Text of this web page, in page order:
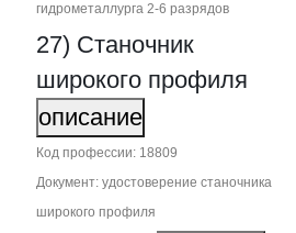
гидрометаллурга 2‑6 разрядов
27) Станочник
широкого профиля
описание
Код профессии: 18809
Документ: удостоверение станочника
широкого профиля